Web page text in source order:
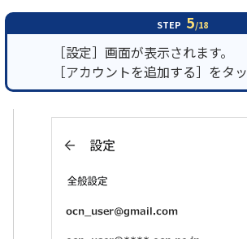
STEP 5/18
［設定］画面が表示されます。
［アカウントを追加する］をタ